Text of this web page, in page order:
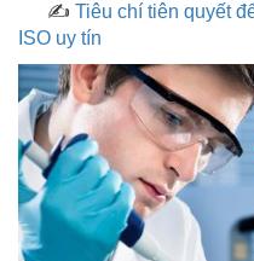
✍ Tiêu chí tiên quyết
ISO uy tín